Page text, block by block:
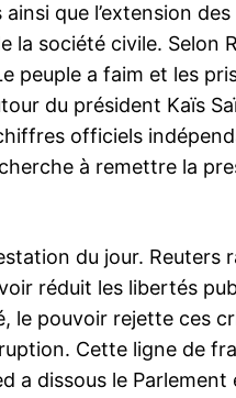
que l’extension
la société civile. Selon
peuple a faim et les
du président Kaïs
officiels
à remettre la
du jour. Reuters
réduit les libertés
le pouvoir rejette ces
Cette ligne de
a dissous le